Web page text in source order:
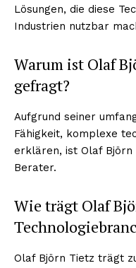
Lösungen, die diese
Industrien nutzbar
Warum ist Olaf
gefragt?
Aufgrund seiner
Fähigkeit, komplexe
erklären, ist Olaf
Berater.
Wie trägt Olaf
Olaf Björn Tietz trägt